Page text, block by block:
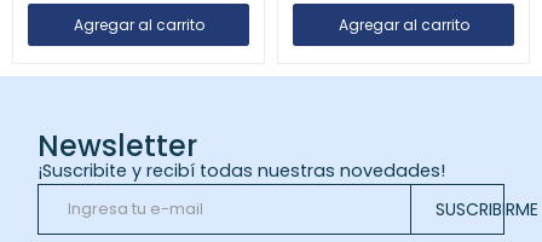
Newsletter
¡Suscribite y recibí todas nuestras novedades!
SUSCRIBIRME